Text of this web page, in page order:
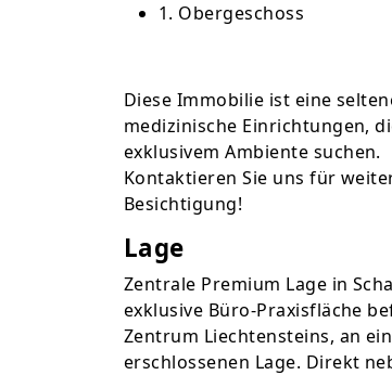
1. Obergeschoss
Diese Immobilie ist eine
medizinische Einrichtungen,
exklusivem Ambiente suchen.
Kontaktieren Sie uns für
Besichtigung!
Lage
Zentrale Premium Lage in
exklusive Büro-Praxisfläche
Zentrum Liechtensteins, an
erschlossenen Lage. Direkt